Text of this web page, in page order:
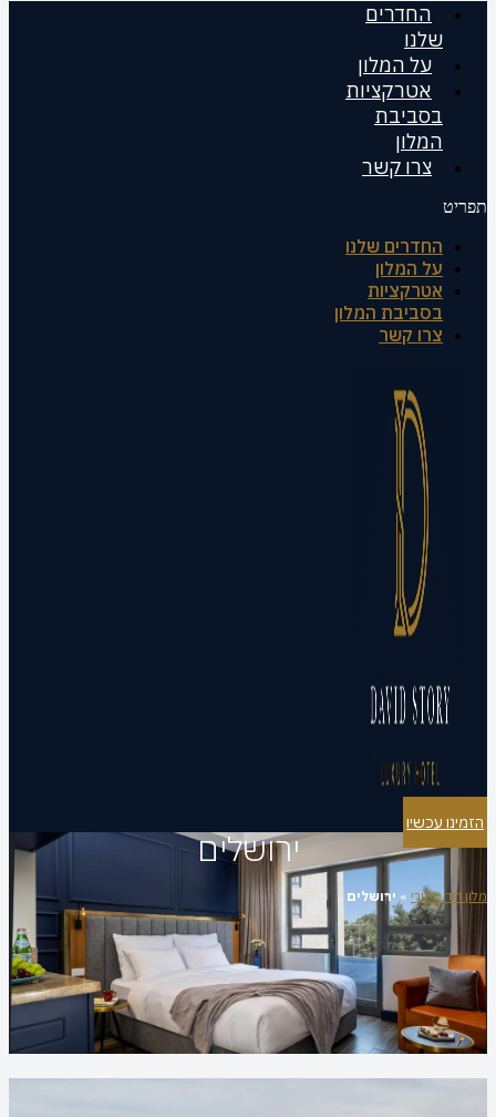
החדרים
שלנו
על המלון
אטרקציות
בסביבת
המלון
צרו קשר
תפריט
החדרים שלנו
על המלון
אטרקציות
בסביבת המלון
צרו קשר
הזמינו עכשיו
ירושלים
מלון דוד סטורי » ירושלים